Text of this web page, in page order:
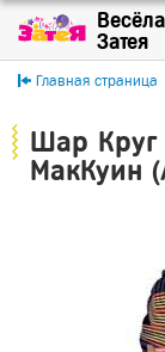
Главная страница
Шар Круг
МакКуин